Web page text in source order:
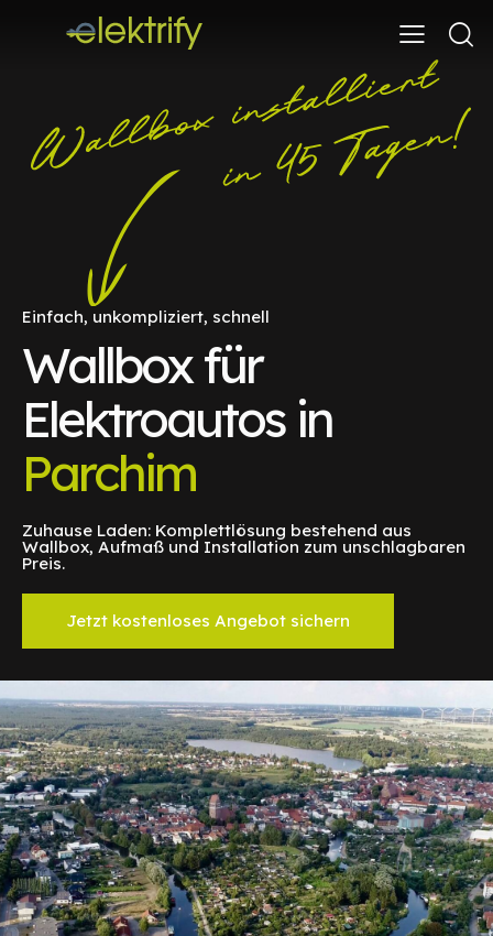
Einfach, unkompliziert, schnell
Wallbox für
Elektroautos in
Parchim
Zuhause Laden: Komplettlösung bestehend aus
Wallbox, Aufmaß und Installation zum unschlagbaren
Preis.
Jetzt kostenloses Angebot sichern